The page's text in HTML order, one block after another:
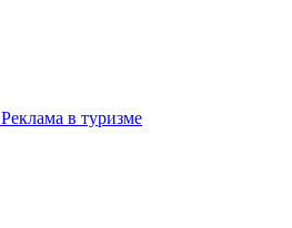
Реклама в туризме